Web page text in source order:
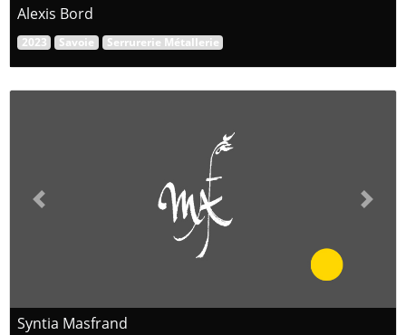
Alexis Bord
2023 Savoie Serrurerie Métallerie
Previous Next
Syntia Masfrand